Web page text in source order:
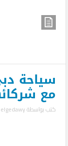
سياحة
مع
كتب بواسطة